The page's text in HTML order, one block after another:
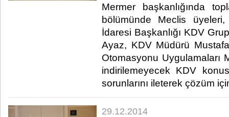
Mermer başkanlığında
bölümünde Meclis
İdaresi Başkanlığı KDV
Ayaz, KDV Müdürü
Otomasyonu Uygulamaları
indirilemeyecek KDV
sorunlarını ileterek çözüm
29.12.2014